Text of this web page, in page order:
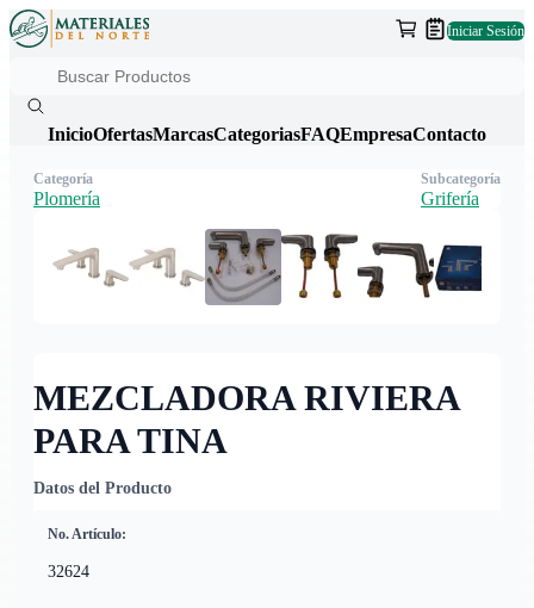
Iniciar Sesión
InicioOfertasMarcasCategoriasFAQEmpresaContacto
MEZCLADORA RIVIERA
PARA TINA
Datos del Producto
No. Artículo:
32624
Categoría
Plomería
Subcategoría
Grifería